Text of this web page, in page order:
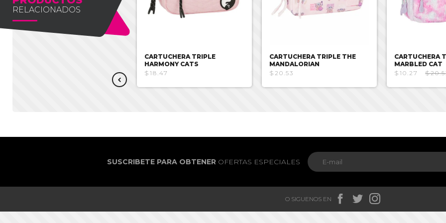
RELACIONADOS
CARTUCHERA TRIPLE
HARMONY CATS
$18.47
CARTUCHERA TRIPLE THE
MANDALORIAN
$20.53
CARTUCHERA
MARBLED CAT
$10.27
SUSCRIBETE PARA OBTENEROFERTAS ESPECIALES
O SIGUENOS EN   